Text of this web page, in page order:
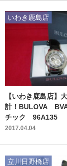
【いわき鹿島店】
計！BULOVA
チック 96A135
しました！
2017.04.04
いわき鹿島店
立川日野橋店